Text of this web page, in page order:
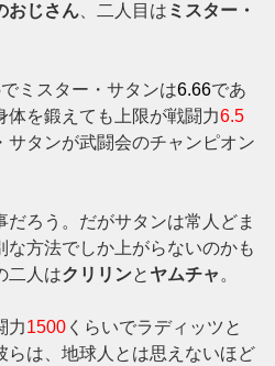
おじさん 、二人目は ミスター・
でミスター・サタンは6.66であ
体を鍛えても上限が戦闘力6.5
サタンが武闘会のチャンピオン
だろう。だがサタンは常人どま
な方法でしか上がらないのかも
二人はクリリンと ヤムチャ 。
力1500 くらいでラディッツと
らは、地球人とは思えないほど